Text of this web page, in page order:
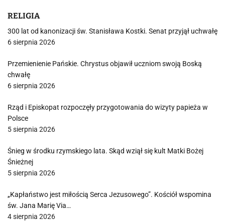
RELIGIA
300 lat od kanonizacji św. Stanisława Kostki. Senat przyjął uchwałę
6 sierpnia 2026
Przemienienie Pańskie. Chrystus objawił uczniom swoją Boską
chwałę
6 sierpnia 2026
Rząd i Episkopat rozpoczęły przygotowania do wizyty papieża w
Polsce
5 sierpnia 2026
Śnieg w środku rzymskiego lata. Skąd wziął się kult Matki Bożej
Śnieżnej
5 sierpnia 2026
„Kapłaństwo jest miłością Serca Jezusowego”. Kościół wspomina
św. Jana Marię Via…
4 sierpnia 2026